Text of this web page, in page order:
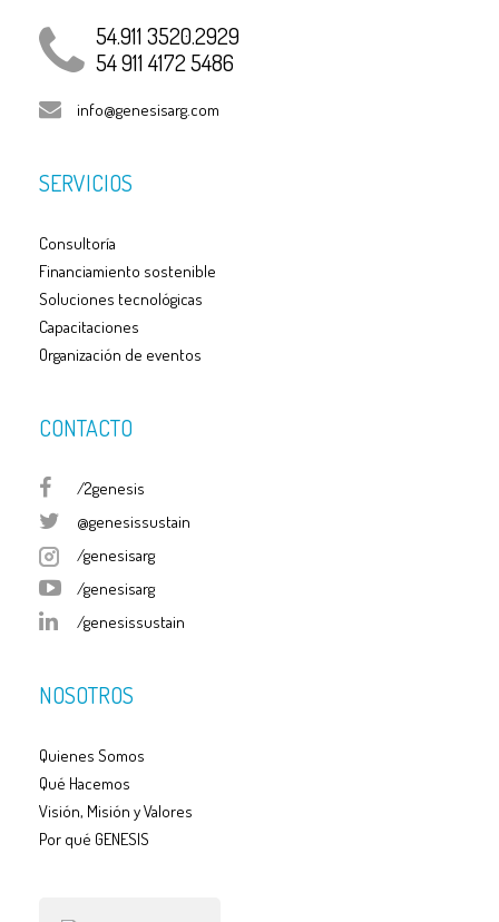
54.911 3520.2929
54 911 4172 5486
info@genesisarg.com
SERVICIOS
Consultoría
Financiamiento sostenible
Soluciones tecnológicas
Capacitaciones
Organización de eventos
CONTACTO
/2genesis
@genesissustain
/genesisarg
/genesisarg
/genesissustain
NOSOTROS
Quienes Somos
Qué Hacemos
Visión, Misión y Valores
Por qué GENESIS